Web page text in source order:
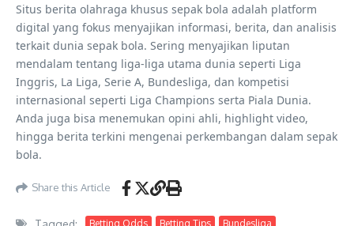
Situs berita olahraga khusus sepak bola adalah platform
digital yang fokus menyajikan informasi, berita, dan analisis
terkait dunia sepak bola. Sering menyajikan liputan
mendalam tentang liga-liga utama dunia seperti Liga
Inggris, La Liga, Serie A, Bundesliga, dan kompetisi
internasional seperti Liga Champions serta Piala Dunia.
Anda juga bisa menemukan opini ahli, highlight video,
hingga berita terkini mengenai perkembangan dalam sepak
bola.
Share this Article
Betting Odds Betting Tips
Bundesliga